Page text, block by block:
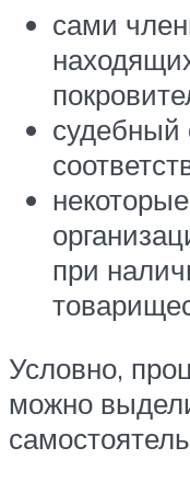
сами
судебный
при
Условно,
можно